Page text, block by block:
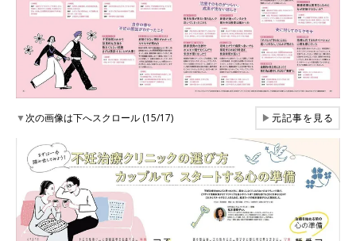
▼次の画像は下へスクロール (15/17) ▶元記事を見る